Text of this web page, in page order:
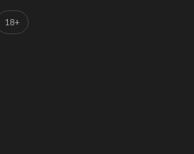
18+